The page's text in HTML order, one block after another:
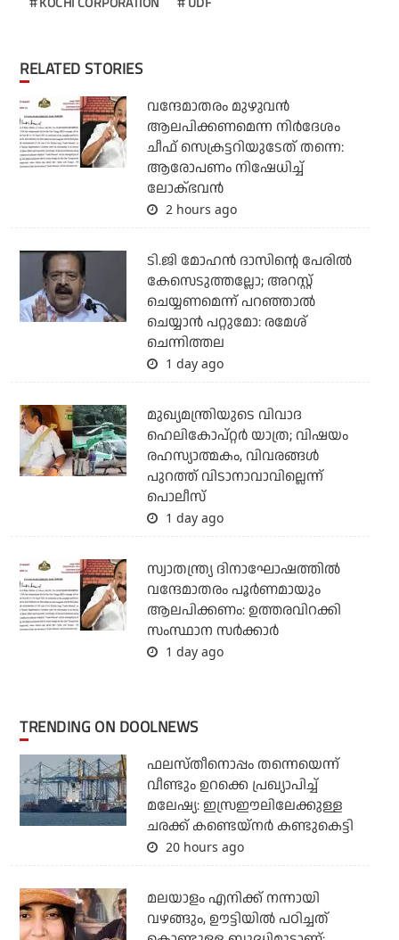
RELATED STORIES
വന്ദേമാതരം മുഴുവന്‍
ആലപിക്കണമെന്ന നിര്‍ദേശം
ചീഫ് സെക്രട്ടറിയുടേത് തന്നെ:
ആരോപണം നിഷേധിച്ച്
ലോക്ഭവന്‍
2 hours ago
ടി.ജി മോഹന്‍ ദാസിന്റെ പേരില്‍
കേസെടുത്തല്ലോ; അറസ്റ്റ്
ചെയ്യണമെന്ന് പറഞ്ഞാല്‍
ചെയ്യാന്‍ പറ്റുമോ: രമേശ്
ചെന്നിത്തല
1 day ago
മുഖ്യമന്ത്രിയുടെ വിവാദ
ഹെലികോപ്റ്റര്‍ യാത്ര; വിഷയം
രഹസ്യാത്മകം, വിവരങ്ങള്‍
പുറത്ത് വിടാനാവാവില്ലെന്ന്
പൊലീസ്
1 day ago
സ്വാതന്ത്ര്യ ദിനാഘോഷത്തില്‍
വന്ദേമാതരം പൂര്‍ണമായും
ആലപിക്കണം: ഉത്തരവിറക്കി
സംസ്ഥാന സര്‍ക്കാര്‍
1 day ago
TRENDING ON DOOLNEWS
ഫലസ്തീനൊപ്പം തന്നെയെന്ന്
വീണ്ടും ഉറക്കെ പ്രഖ്യാപിച്ച്
മലേഷ്യ: ഇസ്രഈലിലേക്കുള്ള
ചരക്ക് കണ്ടെയ്‌നര്‍ കണ്ടുകെട്ടി
20 hours ago
മലയാളം എനിക്ക് നന്നായി
വഴങ്ങും, ഊട്ടിയില്‍ പഠിച്ചത്